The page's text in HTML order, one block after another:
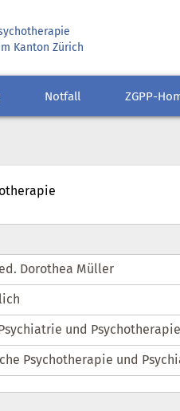
Kanton Zürich
Notfall ZGPP-
Dorothea Müller
und Psychotherapie
Psychotherapie und